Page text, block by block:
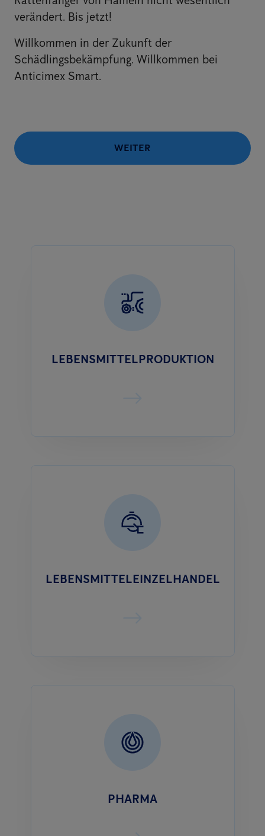
verändert. Bis jetzt!
Willkommen in der Zukunft der
Schädlingsbekämpfung. Willkommen bei
Anticimex Smart.
WEITER
LEBENSMITTELPRODUKTION
LEBENSMITTELEINZELHANDEL
PHARMA